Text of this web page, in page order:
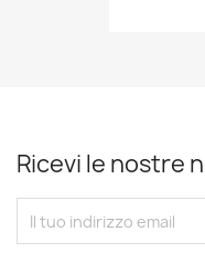
Ricevi le nostre